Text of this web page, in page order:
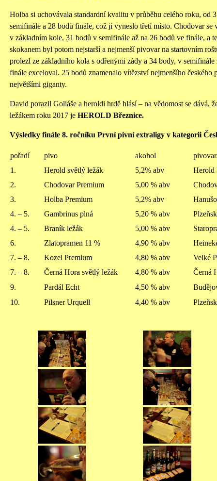
Holba si uchovávala standardní kvalitu v průběhu celého roku, od
semifinále a 28 bodů finále, což jí vyneslo třetí místo. Chodovar se
v základním kole, 31 bodů v semifinále až na 26 bodů ve finále, a
skokanem byl potom nejstarší a nejmenší pivovar na startovním
prolezl ze základního kola s odřenými zády a 34 body, v semifinále
finále exceloval. 25 bodů znamenalo vítězství nejmenšího českého
největšími giganty.
David porazil Goliáše a heroldi hrdě hlásí – na vědomost se dává,
ležákem roku 2017 je HEROLD Březnice.
Výsledky finále 8. ročníku První pivní extraligy v kategorii
pořadí pivo akohol
1.
Herold světlý ležák 5,2% abv
Herold
2.
Chodovar Premium 5,00 % abv
3.
Holba Premium 5,2% abv
4. – 5.
Gambrinus plná 5,20 % abv
4. – 5.
Braník ležák 5,00 % abv
6.
Zlatopramen 11 % 4,90 % abv
7. – 8.
Kozel Premium 4,80 % abv
Velké
7. – 8.
Černá Hora světlý ležák 4,80 % abv
Černá
9.
Pardál Echt 4,50 % abv
10.
Pilsner Urquell 4,40 % abv